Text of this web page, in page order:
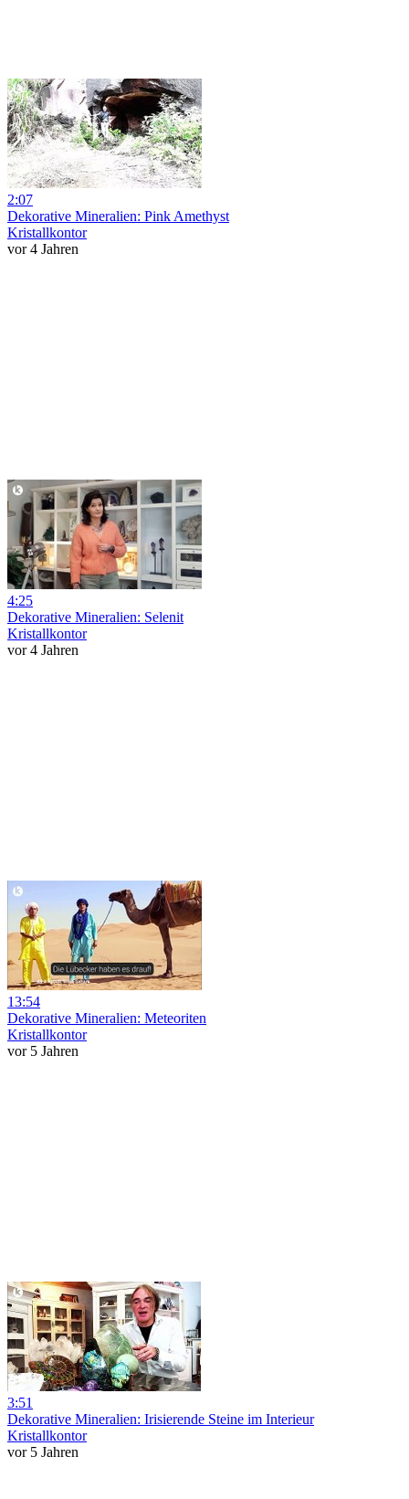
2:07
Dekorative Mineralien: Pink Amethyst
Kristallkontor
vor 4 Jahren
4:25
Dekorative Mineralien: Selenit
Kristallkontor
vor 4 Jahren
13:54
Dekorative Mineralien: Meteoriten
Kristallkontor
vor 5 Jahren
3:51
Dekorative Mineralien: Irisierende Steine im Interieur
Kristallkontor
vor 5 Jahren